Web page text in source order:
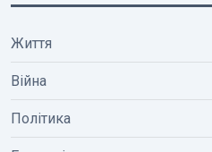
Життя
Війна
Політика